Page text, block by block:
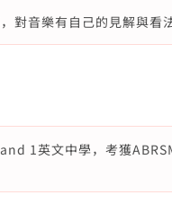
音樂有自己的見解與看
1英文中學，考獲